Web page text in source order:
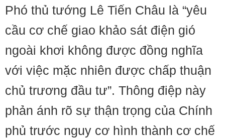
Phó thủ tướng Lê Tiến Châu là “yêu
cầu cơ chế giao khảo sát điện gió
ngoài khơi không được đồng nghĩa
với việc mặc nhiên được chấp thuận
chủ trương đầu tư”. Thông điệp này
phản ánh rõ sự thận trọng của Chính
phủ trước nguy cơ hình thành cơ chế